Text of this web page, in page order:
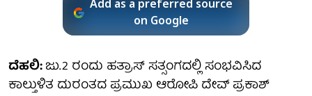
Add as a preferred source
on Google
ದೆಹಲಿ:ಜು.2 ರಂದು ಹತ್ರಾಸ್ ಸತ್ಸಂಗದಲ್ಲಿ ಸಂಭವಿಸಿದ
ಕಾಲ್ತುಳಿತ ದುರಂತದ ಪ್ರಮುಖ ಆರೋಪಿ ದೇವ್ ಪ್ರಕಾಶ್